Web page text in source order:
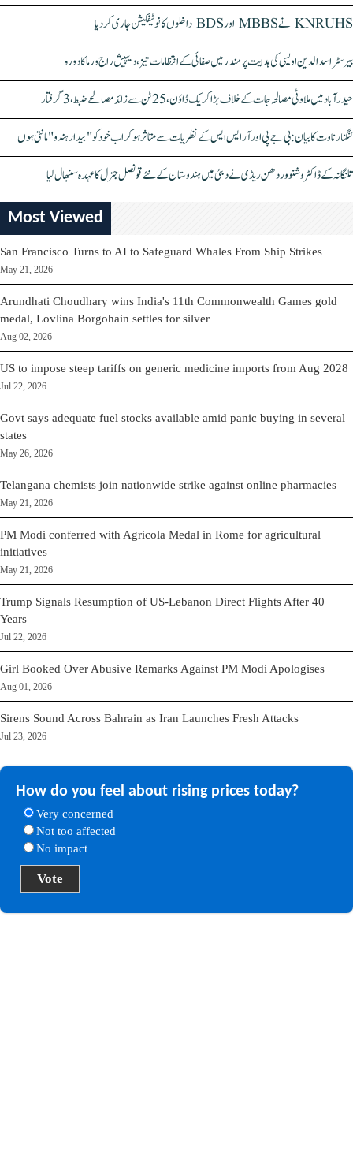
KNRUHS نے MBBS اور BDS داخلوں کا نوٹیفکیشن جاری کر دیا
بیرسٹر اسدالدین اویسی کی ہدایت پر مندر میں صفائی کے انتظامات تیز، دیپیش راج ورما کا دورہ
حیدرآباد میں ملاوٹی مصالحہ جات کے خلاف بڑا کریک ڈاؤن، 25 ٹن سے زائد مصالحے ضبط، 3 گرفتار
کنگنا رناوت کا بیان: بی جے پی اور آر ایس ایس کے نظریات سے متاثر ہو کر اب خود کو "بیدار ہندو" مانتی ہوں
تلنگانہ کے ڈاکٹر وشنو وردھن ریڈی نے دبئی میں ہندوستان کے نئے قونصل جنرل کا عہدہ سنبھال لیا
Most Viewed
San Francisco Turns to AI to Safeguard Whales From Ship Strikes
May 21, 2026
Arundhati Choudhary wins India's 11th Commonwealth Games gold
medal, Lovlina Borgohain settles for silver
Aug 02, 2026
US to impose steep tariffs on generic medicine imports from Aug 2028
Jul 22, 2026
Govt says adequate fuel stocks available amid panic buying in several
states
May 26, 2026
Telangana chemists join nationwide strike against online pharmacies
May 21, 2026
PM Modi conferred with Agricola Medal in Rome for agricultural
initiatives
May 21, 2026
Trump Signals Resumption of US-Lebanon Direct Flights After 40
Years
Jul 22, 2026
Girl Booked Over Abusive Remarks Against PM Modi Apologises
Aug 01, 2026
Sirens Sound Across Bahrain as Iran Launches Fresh Attacks
Jul 23, 2026
How do you feel about rising prices today?
Very concerned
Not too affected
No impact